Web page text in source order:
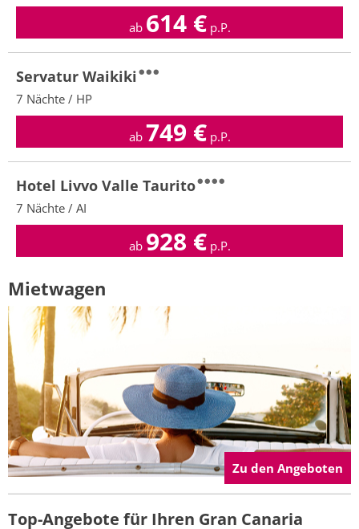
ab 614€ p.P.
Servatur Waikiki
7 Nächte / HP
ab 749 € p.P.
Hotel Livvo Valle Taurito
7 Nächte / AI
ab 928 € p.P.
Mietwagen
Zu den Angeboten
Top-Angebote für Ihren Gran Canaria